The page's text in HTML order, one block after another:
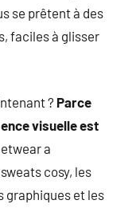
se prêtent à des
faciles à glisser
? Parce
visuelle est
a
cosy, les
graphiques et les